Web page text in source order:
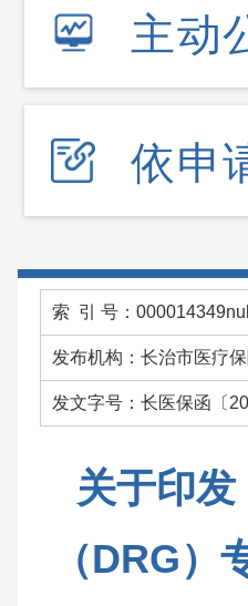
主动
依申
索 引 号：
发布机构：长治市医疗
发文字号：长医保函〔
关于印
（DRG